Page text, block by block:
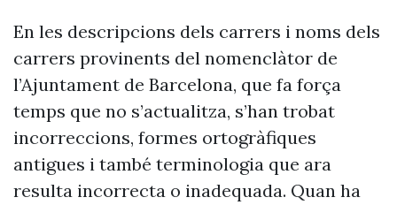
En les descripcions dels carrers i noms dels
carrers provinents del nomenclàtor de
l’Ajuntament de Barcelona, que fa força
temps que no s’actualitza, s’han trobat
incorreccions, formes ortogràfiques
antigues i també terminologia que ara
resulta incorrecta o inadequada. Quan ha